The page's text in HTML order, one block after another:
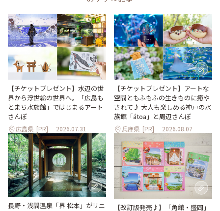
【チケットプレゼント】水辺の世
界から浮世絵の世界へ。「広島も
とまち水族館」ではじまるアート
さんぽ
広島県 [PR] 2026.07.31
【チケットプレゼント】アートな
空間ともふもふの生きものに癒や
されて♪ 大人も楽しめる神戸の水
族館「átoa」と周辺さんぽ
兵庫県 [PR] 2026.08.07
長野・浅間温泉「界 松本」がリニ
【改訂版発売♪】「角館・盛岡」